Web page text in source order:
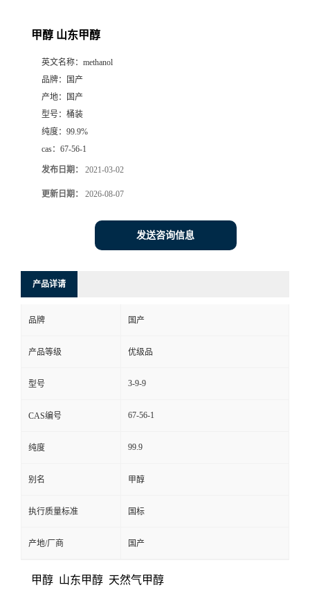
甲醇 山东甲醇
英文名称： methanol
品牌：
国产
产地：
国产
型号： 桶装
纯度： 99.9%
cas： 67-56-1
发布日期： 2021-03-02
更新日期： 2026-08-07
发送咨询信息
产品详请
品牌 国产
产品等级 优级品
型号 3-9-9
CAS编号 67-56-1
纯度 99.9
别名 甲醇
执行质量标准 国标
产地/厂商 国产
甲醇 山东甲醇 天然气甲醇